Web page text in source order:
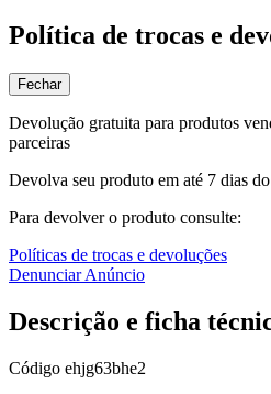
Política de trocas e
Fechar
Devolução gratuita para produtos
parceiras
Devolva seu produto em até 7 dias
Para devolver o produto consulte:
Políticas de trocas e devoluções
Denunciar Anúncio
Descrição e ficha
Código ehjg63bhe2